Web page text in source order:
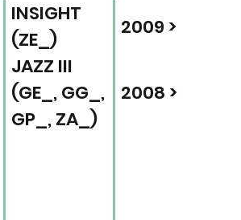
INSIGHT
(ZE_)
2009 >
JAZZ III
(GE_, GG_,
GP_, ZA_)
2008 >